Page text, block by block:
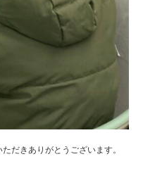
だきありがとうございます。